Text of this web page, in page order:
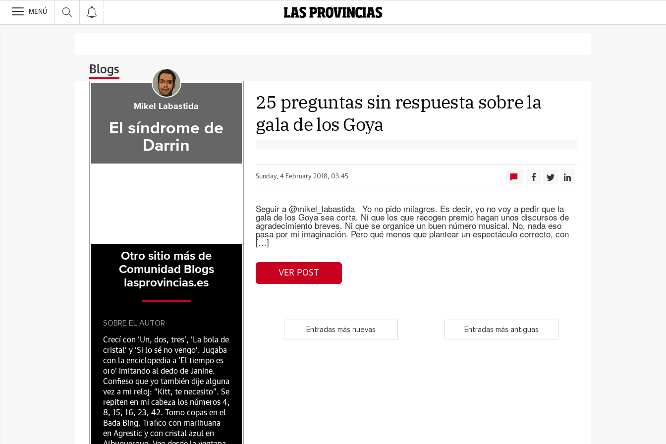
>
MENÚ
Blogs
25 preguntas sin respuesta sobre la
gala de los Goya
Sunday, 4 February 2018, 03:45
Seguir a @mikel_labastida Yo no pido milagros. Es decir, yo no voy a pedir que la
gala de los Goya sea corta. Ni que los que recogen premio hagan unos discursos de
agradecimiento breves. Ni que se organice un buen número musical. No, nada eso
pasa por mi imaginación. Pero qué menos que plantear un espectáculo correcto, con
[…]
VER POST
Entradas más nuevas Entradas más antiguas
Mikel Labastida
El síndrome de
Darrin
Otro sitio más de
Comunidad Blogs
lasprovincias.es
SOBRE EL AUTOR
Crecí con 'Un, dos, tres', 'La bola de
cristal' y 'Si lo sé no vengo'. Jugaba
con la enciclopedia a 'El tiempo es
oro' imitando al dedo de Janine.
Confieso que yo también dije alguna
vez a mi reloj: "Kitt, te necesito". Se
repiten en mi cabeza los números 4,
8, 15, 16, 23, 42. Tomo copas en el
Bada Bing. Trafico con marihuana
en Agrestic y con cristal azul en